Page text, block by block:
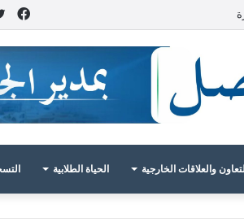
والعلاقات الخارجية الحياة الطلابية